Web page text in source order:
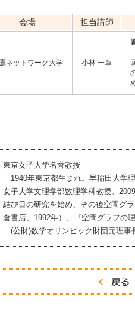
会場 担当講師
ネットワーク大学 小林 一章
東京女子大学名誉教授
1940年東京都生まれ。早稲田大学
女子大学文理学部数理学科教授。
結び目の研究を始め、その後空間グ
倉書店、1992年）、『空間グラフの
(公財)数学オリンピック財団元理事